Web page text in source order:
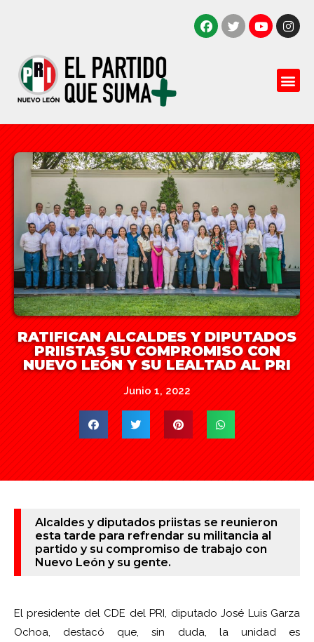
RATIFICAN ALCALDES Y DIPUTADOS
PRIISTAS SU COMPROMISO CON
NUEVO LEÓN Y SU LEALTAD AL PRI
Junio 1, 2022
Alcaldes y diputados priistas se reunieron
esta tarde para refrendar su militancia al
partido y su compromiso de trabajo con
Nuevo León y su gente.
El presidente del CDE del PRI, diputado José Luis Garza
Ochoa, destacó que, sin duda, la unidad es